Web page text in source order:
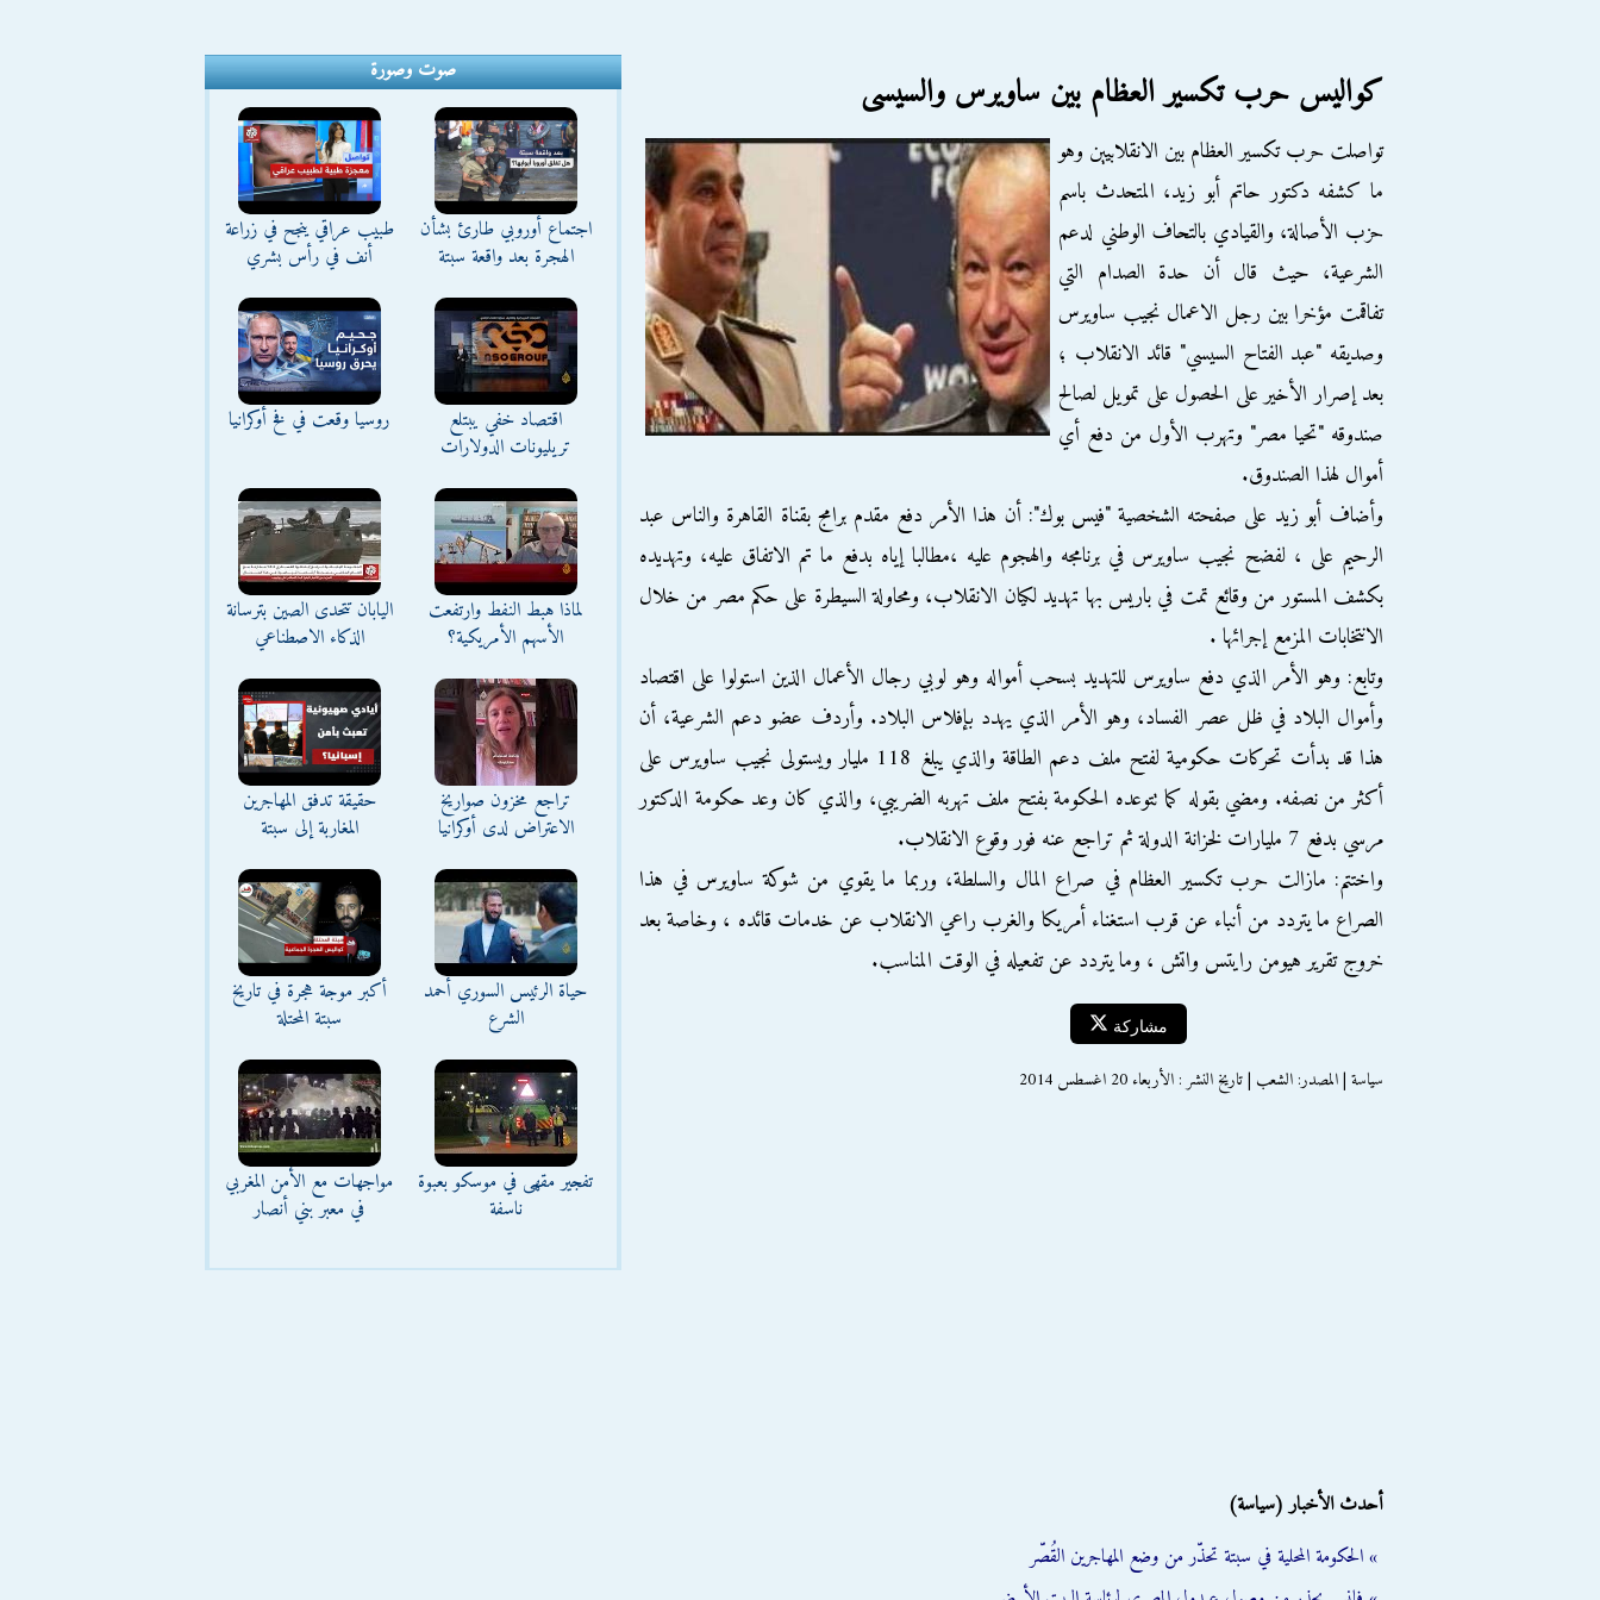
كواليس حرب تكسير العظام بين ساويرس والسيسى
تواصلت حرب تكسير العظام بين الانقلابيين وهو
ما كشفه دكتور حاتم أبو زيد، المتحدث باسم
حزب الأصالة، والقيادي بالتحاف الوطني لدعم
الشرعية، حيث قال أن حدة الصدام التي
تفاقمت مؤخرا بين رجل الاعمال نجيب ساويرس
وصديقه "عبد الفتاح السيسي" قائد الانقلاب ؛
بعد إصرار الأخير على الحصول على تمويل لصالح
صندوقه "تحيا مصر" وتهرب الأول من دفع أي
أموال لهذا الصندوق.
وأضاف أبو زيد على صفحته الشخصية "فيس بوك": أن هذا الأمر دفع مقدم برامج بقناة القاهرة والناس عبد
الرحيم على ، لفضح نجيب ساويرس في برنامجه والهجوم عليه ،مطالبا إياه بدفع ما تم الاتفاق عليه، وتهديده
بكشف المستور من وقائع تمت في باريس بها تهديد لكيان الانقلاب، ومحاولة السيطرة على حكم مصر من خلال
الانتخابات المزمع إجرائها .
وتابع: وهو الأمر الذي دفع ساويرس للتهديد بسحب أمواله وهو لوبي رجال الأعمال الذين استولوا على اقتصاد
وأموال البلاد في ظل عصر الفساد، وهو الأمر الذي يهدد بإفلاس البلاد. وأردف عضو دعم الشرعية، أن
هذا قد بدأت تحركات حكومية لفتح ملف دعم الطاقة والذي يبلغ 118 مليار ويستولى نجيب ساويرس على
أكثر من نصفه. ومضي بقوله كما تتوعده الحكومة بفتح ملف تهربه الضريبي، والذي كان وعد حكومة الدكتور
مرسي بدفع 7 مليارات لخزانة الدولة ثم تراجع عنه فور وقوع الانقلاب.
واختتم: مازالت حرب تكسير العظام في صراع المال والسلطة، وربما ما يقوي من شوكة ساويرس في هذا
الصراع ما يتردد من أنباء عن قرب استغناء أمريكا والغرب راعي الانقلاب عن خدمات قائده ، وخاصة بعد
خروج تقرير هيومن رايتس واتش ، وما يتردد عن تفعيله في الوقت المناسب.
مشاركة
سياسة | المصدر: الشعب | تاريخ النشر : الأربعاء 20 اغسطس 2014
أحدث الأخبار (سياسة)
» الحكومة المحلية في سبتة تحذّر من وضع المهاجرين القُصّر
صوت وصورة
اجتماع أوروبي طارئ بشأن
الهجرة بعد واقعة سبتة
طبيب عراقي ينجح في زراعة
أنف في رأس بشري
اقتصاد خفي يبتلع
تريليونات الدولارات
روسيا وقعت في فخ أوكرانيا
لماذا هبط النفط وارتفعت
الأسهم الأمريكية؟
اليابان تتحدى الصين بترسانة
الذكاء الاصطناعي
تراجع مخزون صواريخ
الاعتراض لدى أوكرانيا
حقيقة تدفق المهاجرين
المغاربة إلى سبتة
حياة الرئيس السوري أحمد
الشرع
أكبر موجة هجرة في تاريخ
سبتة المحتلة
تفجير مقهى في موسكو بعبوة
ناسفة
مواجهات مع الأمن المغربي
في معبر بني أنصار